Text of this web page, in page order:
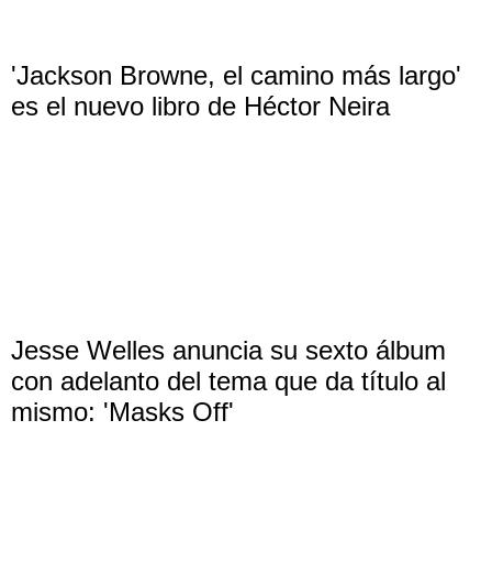
'Jackson Browne, el camino más largo'
es el nuevo libro de Héctor Neira
Jesse Welles anuncia su sexto álbum
con adelanto del tema que da título al
mismo: 'Masks Off'